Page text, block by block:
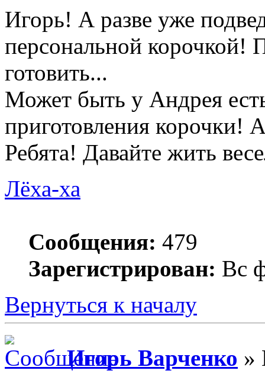
Игорь! А разве уже
персональной корочкой!
готовить...
Может быть у Андрея
приготовления корочки!
Ребята! Давайте жить
Лёха-ха
Сообщения: 479
Зарегистрирован: Вс
Вернуться к началу
Игорь Варченко »